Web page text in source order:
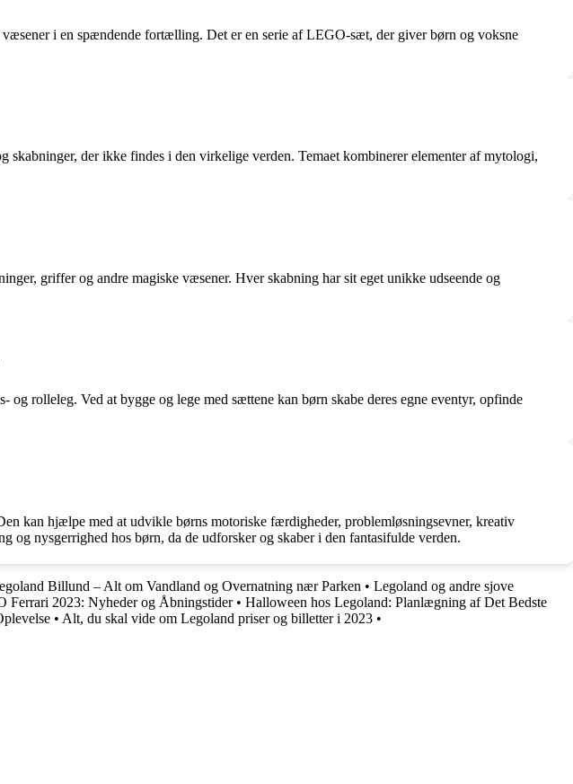
i en spændende fortælling. Det er en serie af LEGO-sæt, der giver børn og voksne
der ikke findes i den virkelige verden. Temaet kombinerer elementer af mytologi,
griffer og andre magiske væsener. Hver skabning har sit eget unikke udseende og
rolleleg. Ved at bygge og lege med sættene kan børn skabe deres egne eventyr, opfinde
kan hjælpe med at udvikle børns motoriske færdigheder, problemløsningsevner, kreativ
nysgerrighed hos børn, da de udforsker og skaber i den fantasifulde verden.
Billund – Alt om Vandland og Overnatning nær Parken • Legoland og andre sjove
Ferrari 2023: Nyheder og Åbningstider• Halloween hos Legoland: Planlægning af Det Bedste
• Alt, du skal vide om Legoland priser og billetter i 2023 •